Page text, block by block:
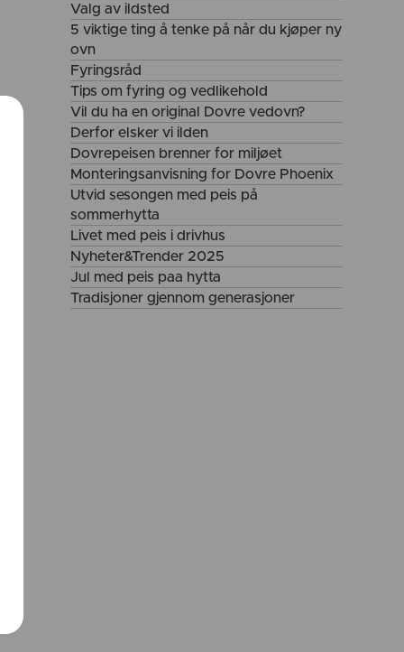
Valg av ildsted
5 viktige ting å tenke på når du kjøper ny
ovn
Fyringsråd
Tips om fyring og vedlikehold
Vil du ha en original Dovre vedovn?
Derfor elsker vi ilden
Dovrepeisen brenner for miljøet
Monteringsanvisning for Dovre Phoenix
Utvid sesongen med peis på
sommerhytta
Livet med peis i drivhus
Nyheter&Trender 2025
Jul med peis paa hytta
Tradisjoner gjennom generasjoner